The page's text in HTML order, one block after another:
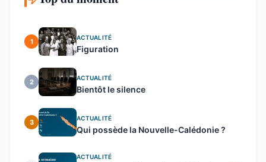
1
ACTUALITÉ
Figuration
2
ACTUALITÉ
Bientôt le silence
3
ACTUALITÉ
Qui possède la Nouvelle-Calédonie ?
ACTUALITÉ